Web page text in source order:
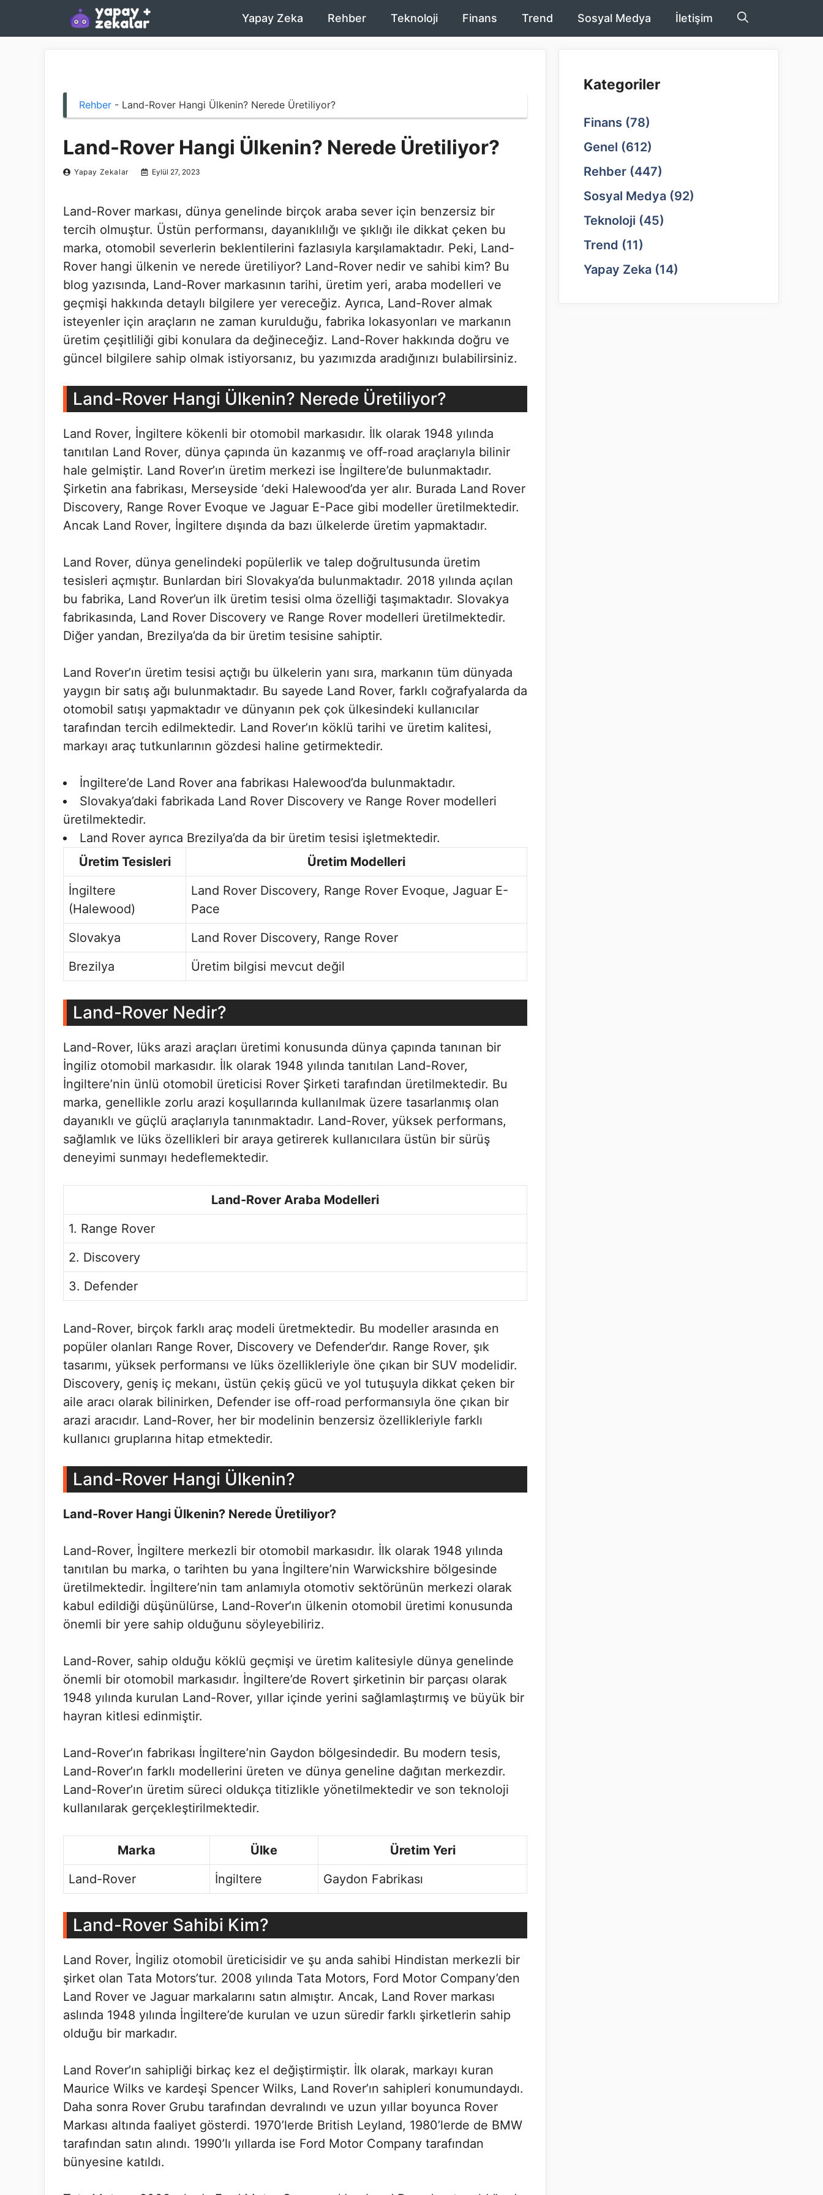
Yapay Zeka Rehber Teknoloji Finans Trend Sosyal Medya İletişim
Rehber - Land-Rover Hangi Ülkenin? Nerede Üretiliyor?
Land-Rover Hangi Ülkenin? Nerede Üretiliyor?
Yapay Zekalar Eylül 27, 2023
Land-Rover markası, dünya genelinde birçok araba sever için benzersiz bir
tercih olmuştur. Üstün performansı, dayanıklılığı ve şıklığı ile dikkat çeken bu
marka, otomobil severlerin beklentilerini fazlasıyla karşılamaktadır. Peki, Land-
Rover hangi ülkenin ve nerede üretiliyor? Land-Rover nedir ve sahibi kim? Bu
blog yazısında, Land-Rover markasının tarihi, üretim yeri, araba modelleri ve
geçmişi hakkında detaylı bilgilere yer vereceğiz. Ayrıca, Land-Rover almak
isteyenler için araçların ne zaman kurulduğu, fabrika lokasyonları ve markanın
üretim çeşitliliği gibi konulara da değineceğiz. Land-Rover hakkında doğru ve
güncel bilgilere sahip olmak istiyorsanız, bu yazımızda aradığınızı bulabilirsiniz.
Land-Rover Hangi Ülkenin? Nerede Üretiliyor?
Land Rover, İngiltere kökenli bir otomobil markasıdır. İlk olarak 1948 yılında
tanıtılan Land Rover, dünya çapında ün kazanmış ve off-road araçlarıyla bilinir
hale gelmiştir. Land Rover’ın üretim merkezi ise İngiltere’de bulunmaktadır.
Şirketin ana fabrikası, Merseyside ‘deki Halewood’da yer alır. Burada Land Rover
Discovery, Range Rover Evoque ve Jaguar E-Pace gibi modeller üretilmektedir.
Ancak Land Rover, İngiltere dışında da bazı ülkelerde üretim yapmaktadır.
Land Rover, dünya genelindeki popülerlik ve talep doğrultusunda üretim
tesisleri açmıştır. Bunlardan biri Slovakya’da bulunmaktadır. 2018 yılında açılan
bu fabrika, Land Rover’un ilk üretim tesisi olma özelliği taşımaktadır. Slovakya
fabrikasında, Land Rover Discovery ve Range Rover modelleri üretilmektedir.
Diğer yandan, Brezilya’da da bir üretim tesisine sahiptir.
Land Rover’ın üretim tesisi açtığı bu ülkelerin yanı sıra, markanın tüm dünyada
yaygın bir satış ağı bulunmaktadır. Bu sayede Land Rover, farklı coğrafyalarda da
otomobil satışı yapmaktadır ve dünyanın pek çok ülkesindeki kullanıcılar
tarafından tercih edilmektedir. Land Rover’ın köklü tarihi ve üretim kalitesi,
markayı araç tutkunlarının gözdesi haline getirmektedir.
İngiltere’de Land Rover ana fabrikası Halewood’da bulunmaktadır.
Slovakya’daki fabrikada Land Rover Discovery ve Range Rover modelleri
üretilmektedir.
Land Rover ayrıca Brezilya’da da bir üretim tesisi işletmektedir.
Üretim Tesisleri
Üretim Modelleri
İngiltere
(Halewood)
Land Rover Discovery, Range Rover Evoque, Jaguar E-
Pace
Slovakya
Land Rover Discovery, Range Rover
Brezilya
Üretim bilgisi mevcut değil
Land-Rover Nedir?
Land-Rover, lüks arazi araçları üretimi konusunda dünya çapında tanınan bir
İngiliz otomobil markasıdır. İlk olarak 1948 yılında tanıtılan Land-Rover,
İngiltere’nin ünlü otomobil üreticisi Rover Şirketi tarafından üretilmektedir. Bu
marka, genellikle zorlu arazi koşullarında kullanılmak üzere tasarlanmış olan
dayanıklı ve güçlü araçlarıyla tanınmaktadır. Land-Rover, yüksek performans,
sağlamlık ve lüks özellikleri bir araya getirerek kullanıcılara üstün bir sürüş
deneyimi sunmayı hedeflemektedir.
Land-Rover Araba Modelleri
1. Range Rover
2. Discovery
3. Defender
Land-Rover, birçok farklı araç modeli üretmektedir. Bu modeller arasında en
popüler olanları Range Rover, Discovery ve Defender’dır. Range Rover, şık
tasarımı, yüksek performansı ve lüks özellikleriyle öne çıkan bir SUV modelidir.
Discovery, geniş iç mekanı, üstün çekiş gücü ve yol tutuşuyla dikkat çeken bir
aile aracı olarak bilinirken, Defender ise off-road performansıyla öne çıkan bir
arazi aracıdır. Land-Rover, her bir modelinin benzersiz özellikleriyle farklı
kullanıcı gruplarına hitap etmektedir.
Land-Rover Hangi Ülkenin?
Land-Rover Hangi Ülkenin? Nerede Üretiliyor?
Land-Rover, İngiltere merkezli bir otomobil markasıdır. İlk olarak 1948 yılında
tanıtılan bu marka, o tarihten bu yana İngiltere’nin Warwickshire bölgesinde
üretilmektedir. İngiltere’nin tam anlamıyla otomotiv sektörünün merkezi olarak
kabul edildiği düşünülürse, Land-Rover’ın ülkenin otomobil üretimi konusunda
önemli bir yere sahip olduğunu söyleyebiliriz.
Land-Rover, sahip olduğu köklü geçmişi ve üretim kalitesiyle dünya genelinde
önemli bir otomobil markasıdır. İngiltere’de Rovert şirketinin bir parçası olarak
1948 yılında kurulan Land-Rover, yıllar içinde yerini sağlamlaştırmış ve büyük bir
hayran kitlesi edinmiştir.
Land-Rover’ın fabrikası İngiltere’nin Gaydon bölgesindedir. Bu modern tesis,
Land-Rover’ın farklı modellerini üreten ve dünya geneline dağıtan merkezdir.
Land-Rover’ın üretim süreci oldukça titizlikle yönetilmektedir ve son teknoloji
kullanılarak gerçekleştirilmektedir.
Marka Ülke
Üretim Yeri
Land-Rover
İngiltere Gaydon Fabrikası
Land-Rover Sahibi Kim?
Land Rover, İngiliz otomobil üreticisidir ve şu anda sahibi Hindistan merkezli bir
şirket olan Tata Motors’tur. 2008 yılında Tata Motors, Ford Motor Company’den
Land Rover ve Jaguar markalarını satın almıştır. Ancak, Land Rover markası
aslında 1948 yılında İngiltere’de kurulan ve uzun süredir farklı şirketlerin sahip
olduğu bir markadır.
Land Rover’ın sahipliği birkaç kez el değiştirmiştir. İlk olarak, markayı kuran
Maurice Wilks ve kardeşi Spencer Wilks, Land Rover’ın sahipleri konumundaydı.
Daha sonra Rover Grubu tarafından devralındı ve uzun yıllar boyunca Rover
Markası altında faaliyet gösterdi. 1970’lerde British Leyland, 1980’lerde de BMW
tarafından satın alındı. 1990’lı yıllarda ise Ford Motor Company tarafından
bünyesine katıldı.
Kategoriler
Finans (78)
Genel (612)
Rehber (447)
Sosyal Medya (92)
Teknoloji (45)
Trend (11)
Yapay Zeka (14)